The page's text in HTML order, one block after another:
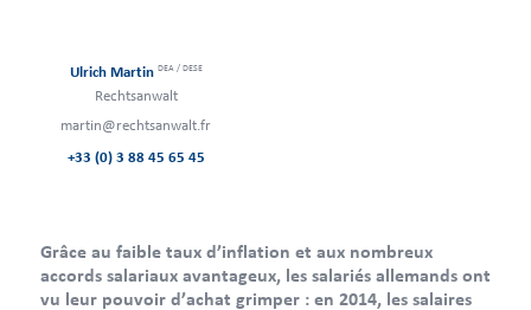
Ulrich Martin DEA / DESE
Rechtsanwalt
martin@rechtsanwalt.fr
+33 (0) 3 88 45 65 45
Grâce au faible taux d’inflation et aux nombreux
accords salariaux avantageux, les salariés allemands ont
vu leur pouvoir d’achat grimper : en 2014, les salaires